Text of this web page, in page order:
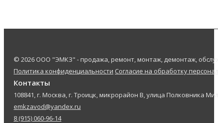
© 2026 ООО "ЭМКЗ" - продажа, ремонт, монтаж, демонтаж,
Политика конфиденциальности Согласие на обработку
Контакты
108841, г. Москва, г. Троицк, микрорайон В, улица Полковника
emkzavod@yandex.ru
8 (915) 060-96-14